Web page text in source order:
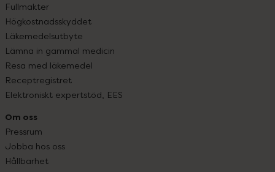
Fullmakter
Högkostnadsskyddet
Läkemedelsutbyte
Lämna in gammal medicin
Resa med läkemedel
Receptregistret
Elektroniskt expertstöd, EES
Om oss
Pressrum
Jobba hos oss
Hållbarhet